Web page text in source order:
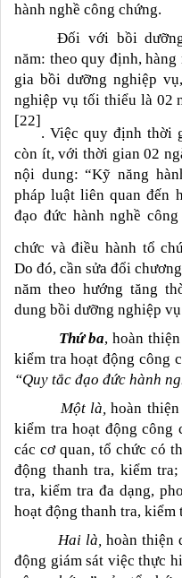
hành nghề công chứng.
Đối với bồi
năm: theo quy định,
gia bồi dưỡng nghiệp vụ,
nghiệp vụ tối thiểu là 02
[22]
. Việc quy định thời
còn ít, với thời gian 02
nội dung: “Kỹ năng
pháp luật liên quan đến
đạo đức hành nghề công
chức và điều hành tổ
Do đó, cần sửa đổi
năm theo hướng tăng
dung bồi dưỡng nghiệp
Thứ ba, hoàn
kiểm tra hoạt động công
“Quy tắc đạo đức hành
Một là, hoàn
kiểm tra hoạt động công
các cơ quan, tổ chức có
động thanh tra, kiểm
tra, kiểm tra đa dạng,
hoạt động thanh tra, kiểm
Hai là, hoàn thiện
động giám sát việc thực